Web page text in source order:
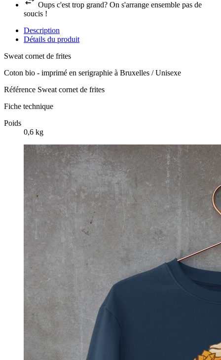
Oups c'est trop grand? On s'arrange ensemble pas de
soucis !
Description
Détails du produit
Sweat cornet de frites
Coton bio - imprimé en serigraphie à Bruxelles / Unisexe
Référence Sweat cornet de frites
Fiche technique
Poids
0,6 kg